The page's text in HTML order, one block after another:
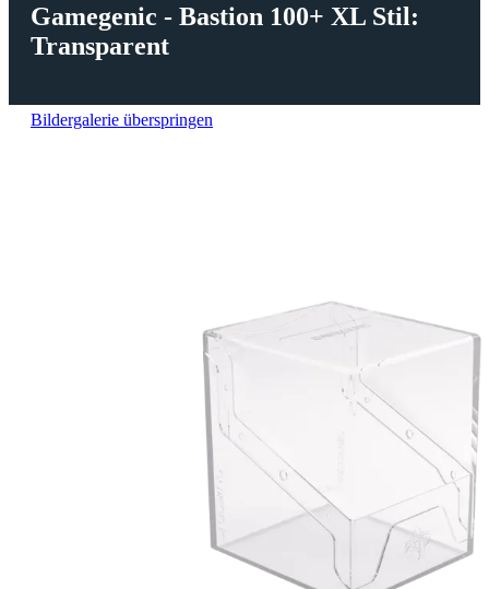
Gamegenic - Bastion 100+ XL Stil:
Transparent
Bildergalerie überspringen